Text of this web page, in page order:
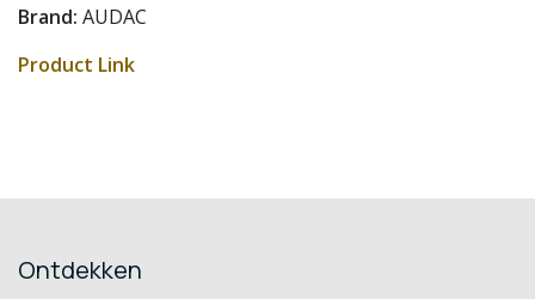
Brand: AUDAC
Product Link
Ontdekken